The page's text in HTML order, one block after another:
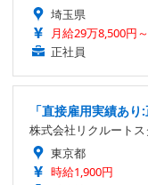
埼玉県
月給29万8,500円
正社員
「直接雇用実績あ
株式会社リクルート
東京都
時給1,900円